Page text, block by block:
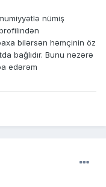
nümiş
bilərsən həmçinin öz
bağlıdır. Bunu nəzərə
edərəm